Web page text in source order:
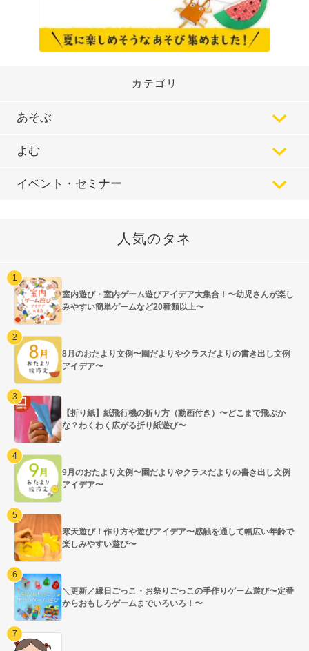
カテゴリ
あそぶ
よむ
イベント・セミナー
人気のタネ
室内遊び・室内ゲーム遊びアイデア大集合！〜幼児さんが楽し
みやすい簡単ゲームなど20種類以上〜
8月のおたより文例〜園だよりやクラスだよりの書き出し文例
アイデア〜
【折り紙】紙飛行機の折り方（動画付き）〜どこまで飛ぶか
な？わくわく広がる折り紙遊び〜
9月のおたより文例〜園だよりやクラスだよりの書き出し文例
アイデア〜
寒天遊び！作り方や遊びアイデア〜感触を通して幅広い年齢で
楽しみやすい遊び〜
＼更新／縁日ごっこ・お祭りごっこの手作りゲーム遊び〜定番
からおもしろゲームまでいろいろ！〜